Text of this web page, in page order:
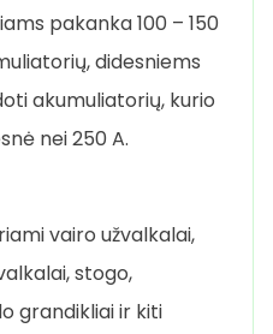
pakanka 100 – 150
didesniems
akumuliatorių, kurio
nei 250 A.
vairo užvalkalai,
stogo,
grandikliai ir kiti